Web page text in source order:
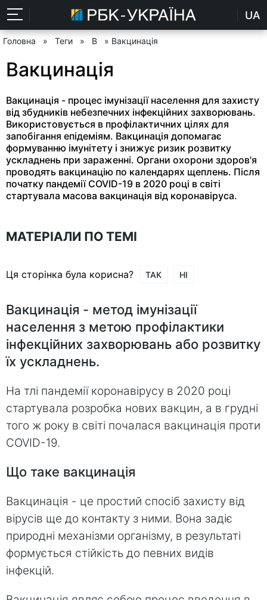
UA
Головна » Теги » В » Вакцинація
Вакцинація
Вакцинація - процес імунізації населення для захисту
від збудників небезпечних інфекційних захворювань.
Використовується в профілактичних цілях для
запобігання епідеміям. Вакцинація допомагає
формуванню імунітету і знижує ризик розвитку
ускладнень при зараженні. Органи охорони здоров'я
проводять вакцинацію по календарях щеплень. Після
початку пандемії COVID-19 в 2020 році в світі
стартувала масова вакцинація від коронавіруса.
МАТЕРІАЛИ ПО ТЕМІ
Ця сторінка була корисна? ТАК НІ
Вакцинація - метод імунізації
населення з метою профілактики
інфекційних захворювань або розвитку
їх ускладнень.
На тлі пандемії коронавірусу в 2020 році
стартувала розробка нових вакцин, а в грудні
того ж року в світі почалася вакцинація проти
COVID-19.
Що таке вакцинація
Вакцинація - це простий спосіб захисту від
вірусів ще до контакту з ними. Вона задіє
природні механізми організму, в результаті
формується стійкість до певних видів
інфекцій.